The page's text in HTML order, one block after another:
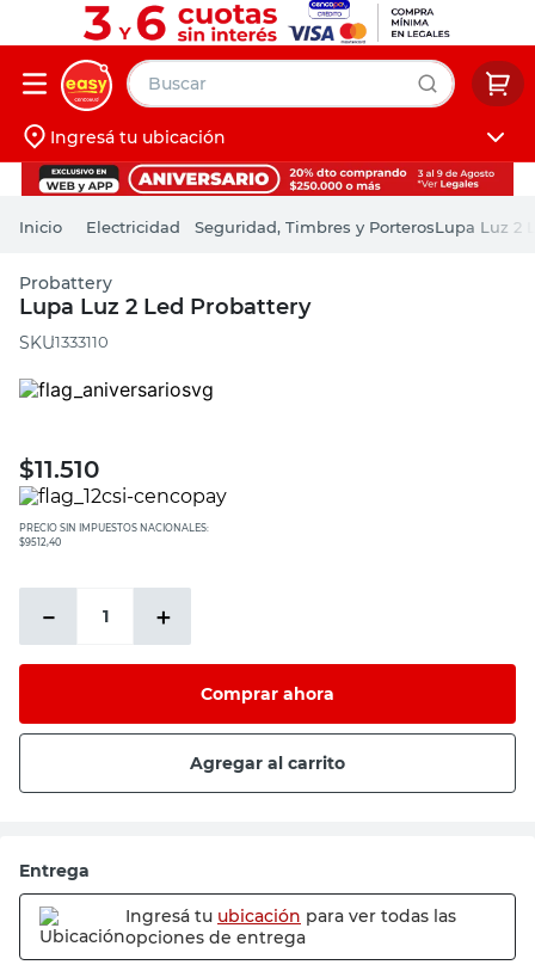
Buscar
Iniciá sesión
Ingresá tu ubicación
Electricidad Seguridad, Timbres y PorterosLupa Luz 2
Probattery
Lupa Luz 2 Led Probattery
:1333110
$11.510
PRECIO SIN IMPUESTOS NACIONALES:
$9512,40
＋
－
Comprar ahora
Agregar al carrito
Entrega
Ingresá tu ubicación para ver todas las
opciones de entrega
muebles
pintura
escritorio
puertas